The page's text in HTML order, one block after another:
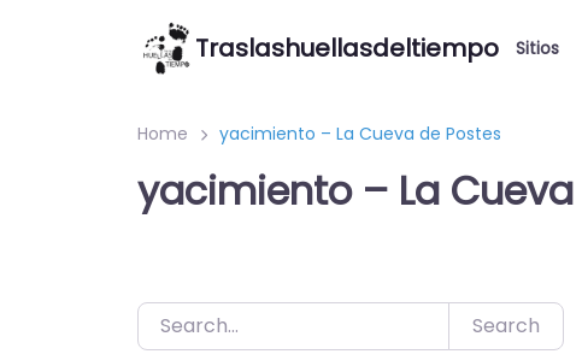
Traslashuellasdeltiempo Sitios
Home yacimiento – La Cueva de Postes
yacimiento – La
Search